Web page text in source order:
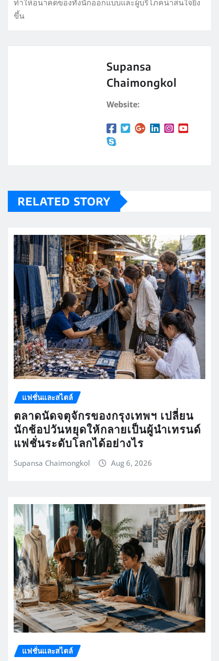
ทำให้อนาคตของทั้งนักออกแบบและผู้บริโภคน่าสนใจยิ่ง
ขึ้น
Supansa
Chaimongkol
Website:
RELATED STORY
แฟชั่นและสไตล์
ตลาดนัดจตุจักรของกรุงเทพฯ เปลี่ยน
นักช้อปวันหยุดให้กลายเป็นผู้นำเทรนด์
แฟชั่นระดับโลกได้อย่างไร
Supansa Chaimongkol Aug 6, 2026
แฟชั่นและสไตล์